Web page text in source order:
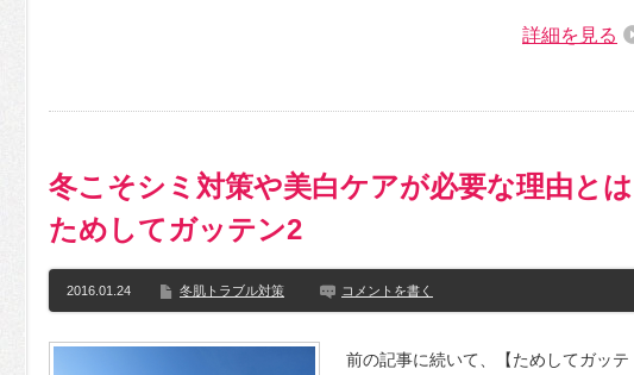
詳細を見る
冬こそシミ対策や美白ケアが必要な理由とは
ためしてガッテン2
2016.01.24 冬肌トラブル対策 コメントを書く
前の記事に続いて、【ためしてガッテ